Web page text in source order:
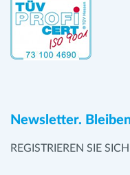
Newsletter.
REGISTRIEREN SIE